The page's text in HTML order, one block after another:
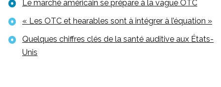
Le marché américain se prépare à la vague OTC
« Les OTC et hearables sont à intégrer à l’équation »
Quelques chiffres clés de la santé auditive aux États-
Unis